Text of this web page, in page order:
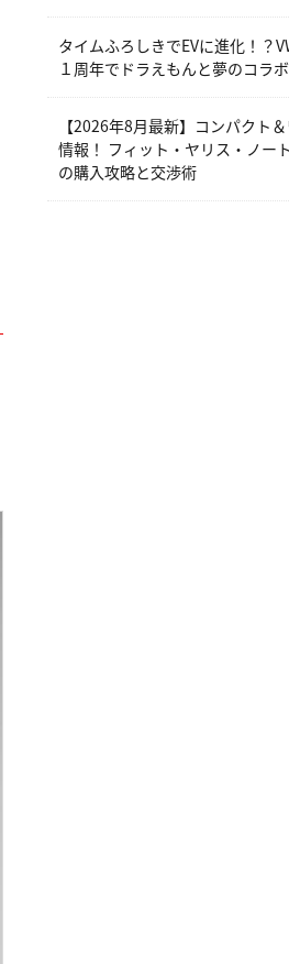
タイムふろしきでEVに進化！？
１周年でドラえもんと夢のコラ
【2026年8月最新】コンパクト
情報！ フィット・ヤリス・ノー
の購入攻略と交渉術